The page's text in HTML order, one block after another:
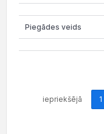
iepriekšējā 1